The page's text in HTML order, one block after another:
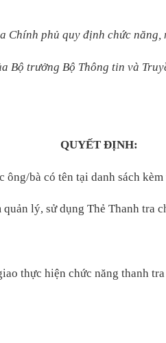
Chính phủ quy định chức năng,
Bộ trưởng Bộ Thông tin và
QUYẾT ĐỊNH:
ông/bà có tên tại danh sách kèm
quản lý, sử dụng Thẻ Thanh tra
thực hiện chức năng thanh